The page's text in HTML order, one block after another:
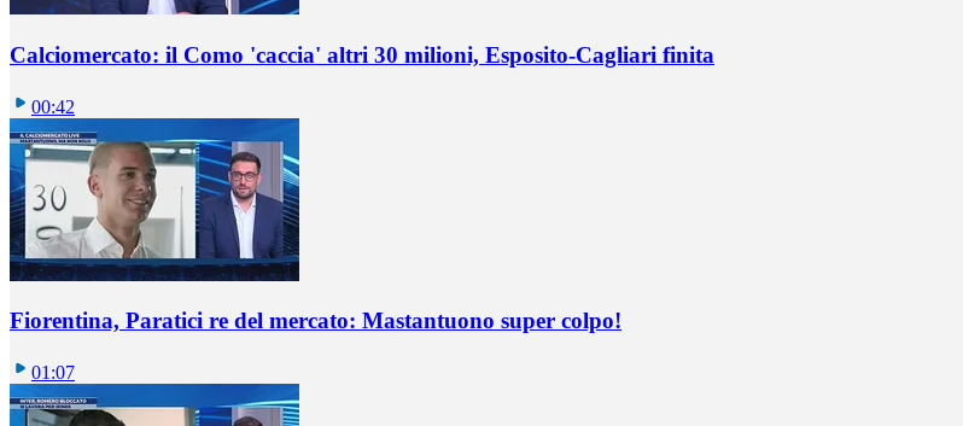
Calciomercato: il Como 'caccia' altri 30 milioni, Esposito-Cagliari finita
00:42
Fiorentina, Paratici re del mercato: Mastantuono super colpo!
01:07